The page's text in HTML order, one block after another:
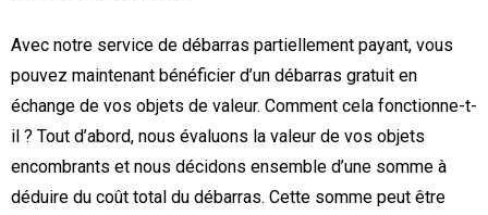
Avec notre service de débarras partiellement payant, vous
pouvez maintenant bénéficier d’un débarras gratuit en
échange de vos objets de valeur. Comment cela fonctionne-t-
il ? Tout d’abord, nous évaluons la valeur de vos objets
encombrants et nous décidons ensemble d’une somme à
déduire du coût total du débarras. Cette somme peut être